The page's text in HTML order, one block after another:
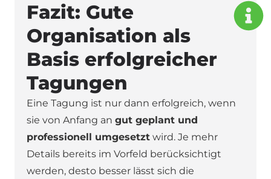
Fazit: Gute
Organisation als
Basis erfolgreicher
Tagungen
Eine Tagung ist nur dann erfolgreich, wenn
sie von Anfang an gut geplant und
professionell umgesetzt wird. Je mehr
Details bereits im Vorfeld berücksichtigt
werden, desto besser lässt sich die